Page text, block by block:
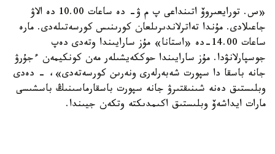
«س. تورايعىروۆ اتىنداعى پ م ۋ- دە ساعات 10.00 دە الاۋ
جاعىلادى. مۇندا تەاترلاندىرىلعان كورىنىس كورسەتىلەدى. مارە
ساعات 14.00-دە «استانا» مۇز سارايىندا وتەدى دەپ
جوسپارلانۋدا. مۇز سارايىندا حوككەيشىلەر مەن كونكيمەن ءجۇرۋ
جانە باسقا دا سپورت شەبەرلەرى ونەرىن كورسەتەدى»، - دەدى
وبلىستىق دەنە شىنىقتىرۋ جانە سپورت باسقارماسىنىڭ باسشىسى
مارات ايداشەۆ وبلىستىق اكىمدىكتە وتكەن جيىندا.